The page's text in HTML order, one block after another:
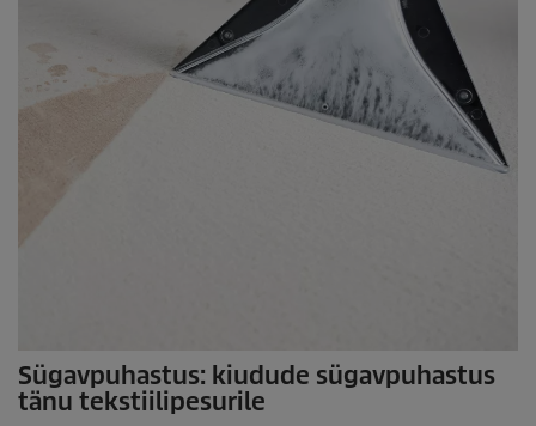
Sügavpuhastus: kiudude sügavpuhastus
tänu tekstiilipesurile